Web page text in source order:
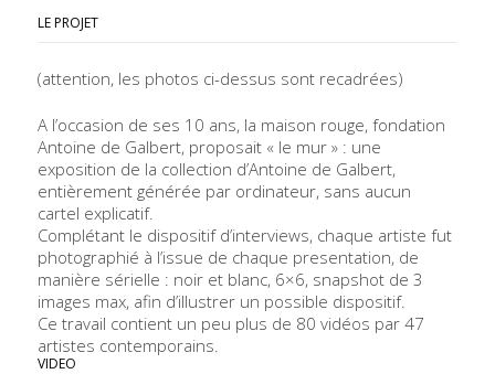
LE PROJET
(attention, les photos ci-dessus sont recadrées)
A l’occasion de ses 10 ans, la maison rouge, fondation
Antoine de Galbert, proposait « le mur » : une
exposition de la collection d’Antoine de Galbert,
entièrement générée par ordinateur, sans aucun
cartel explicatif.
Complétant le dispositif d’interviews, chaque artiste fut
photographié à l’issue de chaque presentation, de
manière sérielle : noir et blanc, 6×6, snapshot de 3
images max, afin d’illustrer un possible dispositif.
Ce travail contient un peu plus de 80 vidéos par 47
artistes contemporains.
VIDEO